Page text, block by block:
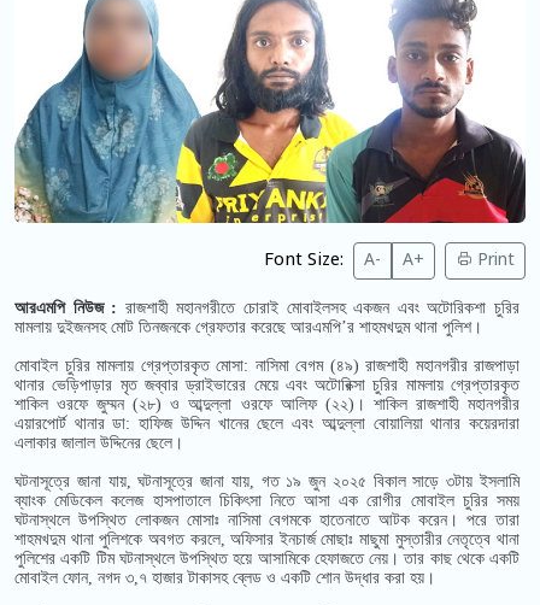
Font Size: A- A+ Print
আরএমপি নিউজ : রাজশাহী মহানগরীতে চোরাই মোবাইলসহ একজন এবং অটোরিকশা চুরির
মামলায় দুইজনসহ মোট তিনজনকে গ্রেফতার করেছে আরএমপি’র শাহমখদুম থানা পুলিশ।
মোবাইল চুরির মামলায় গ্রেপ্তারকৃত মোসা: নাসিমা বেগম (৪৯) রাজশাহী মহানগরীর রাজপাড়া
থানার ভেড়িপাড়ার মৃত জব্বার ড্রাইভারের মেয়ে এবং অটোরিক্সা চুরির মামলায় গ্রেপ্তারকৃত
শাকিল ওরফে জুম্মন (২৮) ও আব্দুল্লা ওরফে আলিফ (২২)। শাকিল রাজশাহী মহানগরীর
এয়ারপোর্ট থানার ডা: হাফিজ উদ্দিন খানের ছেলে এবং আব্দুল্লা বোয়ালিয়া থানার কয়েরদারা
এলাকার জালাল উদ্দিনের ছেলে।
ঘটনাসূত্রে জানা যায়, ঘটনাসূত্রে জানা যায়, গত ১৯ জুন ২০২৫ বিকাল সাড়ে ৩টায় ইসলামি
ব্যাংক মেডিকেল কলেজ হাসপাতালে চিকিৎসা নিতে আসা এক রোগীর মোবাইল চুরির সময়
ঘটনাস্থলে উপস্থিত লোকজন মোসাঃ নাসিমা বেগমকে হাতেনাতে আটক করেন। পরে তারা
শাহমখদুম থানা পুলিশকে অবগত করলে, অফিসার ইনচার্জ মোছাঃ মাছুমা মুস্তারীর নেতৃত্বে থানা
পুলিশের একটি টিম ঘটনাস্থলে উপস্থিত হয়ে আসামিকে হেফাজতে নেয়। তার কাছ থেকে একটি
মোবাইল ফোন, নগদ ৩,৭ হাজার টাকাসহ ব্লেড ও একটি শোন উদ্ধার করা হয়।